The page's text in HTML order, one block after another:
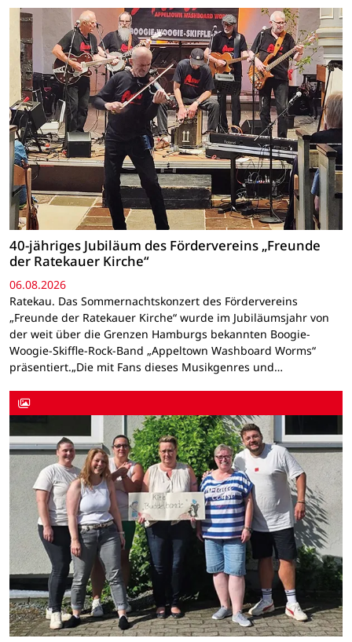
40-jähriges Jubiläum des Fördervereins „Freunde
der Ratekauer Kirche“
06.08.2026
Ratekau. Das Sommernachtskonzert des Fördervereins
„Freunde der Ratekauer Kirche“ wurde im Jubiläumsjahr von
der weit über die Grenzen Hamburgs bekannten Boogie-
Woogie-Skiffle-Rock-Band „Appeltown Washboard Worms“
präsentiert.„Die mit Fans dieses Musikgenres und…